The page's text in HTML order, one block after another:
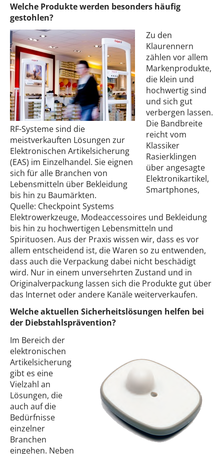
Welche Produkte werden besonders häufig
gestohlen?
RF-Systeme sind die
meistverkauften Lösungen zur
Elektronischen Artikelsicherung
(EAS) im Einzelhandel. Sie eignen
sich für alle Branchen von
Lebensmitteln über Bekleidung
bis hin zu Baumärkten.
Quelle: Checkpoint Systems
Zu den
Klaurennern
zählen vor allem
Markenprodukte,
die klein und
hochwertig sind
und sich gut
verbergen lassen.
Die Bandbreite
reicht vom
Klassiker
Rasierklingen
über angesagte
Elektronikartikel,
Smartphones,
Elektrowerkzeuge, Modeaccessoires und Bekleidung
bis hin zu hochwertigen Lebensmitteln und
Spirituosen. Aus der Praxis wissen wir, dass es vor
allem entscheidend ist, die Waren so zu entwenden,
dass auch die Verpackung dabei nicht beschädigt
wird. Nur in einem unversehrten Zustand und in
Originalverpackung lassen sich die Produkte gut über
das Internet oder andere Kanäle weiterverkaufen.
Welche aktuellen Sicherheitslösungen helfen bei
der Diebstahlsprävention?
Im Bereich der
elektronischen
Artikelsicherung
gibt es eine
Vielzahl an
Lösungen, die
auch auf die
Bedürfnisse
einzelner
Branchen
eingehen. Neben